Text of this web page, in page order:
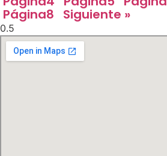
Página8 Siguiente »